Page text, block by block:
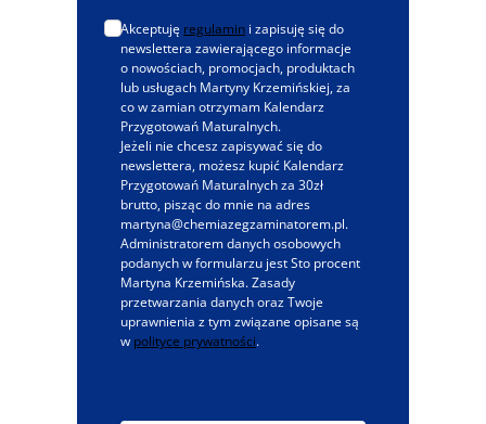
Akceptuję regulamin i zapisuję się do
newslettera zawierającego informacje
o nowościach, promocjach, produktach
lub usługach Martyny Krzemińskiej, za
co w zamian otrzymam Kalendarz
Przygotowań Maturalnych.
Jeżeli nie chcesz zapisywać się do
newslettera, możesz kupić Kalendarz
Przygotowań Maturalnych za 30zł
brutto, pisząc do mnie na adres
martyna@chemiazegzaminatorem.pl.
Administratorem danych osobowych
podanych w formularzu jest Sto procent
Martyna Krzemińska. Zasady
przetwarzania danych oraz Twoje
uprawnienia z tym związane opisane są
w polityce prywatności.